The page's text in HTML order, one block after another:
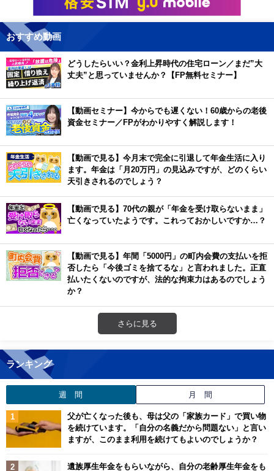
おすすめ動画
どうしたらいい？金利上昇時代の住宅ローン／まだ”大
丈夫”と思っていませんか？【FP無料セミナー】
【動画セミナー】今からでも遅くない！60歳からの老後
資金セミナー／FPがわかりやすく解説します！
【動画で見る】今月末で完全に引退して年金生活に入り
ます。年金は「月20万円」の見込みですが、どのくらい
天引きされるのでしょう？
【動画で見る】70代の親が「年金を受け取らないまま」
亡くなっていたようです。これっておかしいですか…？
【動画で見る】年間「5000円」の町内会費の支払いを拒
否したら「今後ゴミを捨てるな」と言われました。正直
払いたくないのですが、法的な拘束力はあるのでしょう
か？
さらに見る
ランキング
週 間 月 間
父が亡くなった後も、母は父の「家族カード」で買い物
を続けています。「自分の名義だから問題ない」と言い
ますが、このまま利用を続けてもよいのでしょうか？
遺族厚生年金をもらいながら、自分の老齢厚生年金をも